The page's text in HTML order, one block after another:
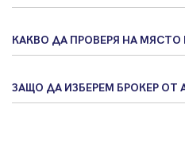
КАКВО ДА ПРОВЕРЯ НА МЯСТО
ЗАЩО ДА ИЗБЕРЕМ БРОКЕР ОТ